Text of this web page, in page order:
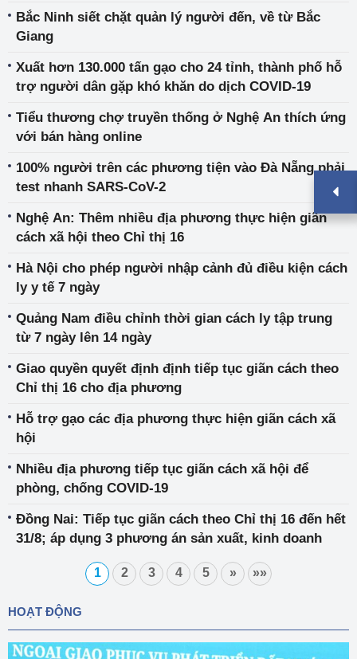
Bắc Ninh siết chặt quản lý người đến, về từ Bắc
Giang
Xuất hơn 130.000 tấn gạo cho 24 tỉnh, thành phố hỗ
trợ người dân gặp khó khăn do dịch COVID-19
Tiểu thương chợ truyền thống ở Nghệ An thích ứng
với bán hàng online
100% người trên các phương tiện vào Đà Nẵng phải
test nhanh SARS-CoV-2
Nghệ An: Thêm nhiều địa phương thực hiện giãn
cách xã hội theo Chỉ thị 16
Hà Nội cho phép người nhập cảnh đủ điều kiện cách
ly y tế 7 ngày
Quảng Nam điều chỉnh thời gian cách ly tập trung
từ 7 ngày lên 14 ngày
Giao quyền quyết định định tiếp tục giãn cách theo
Chỉ thị 16 cho địa phương
Hỗ trợ gạo các địa phương thực hiện giãn cách xã
hội
Nhiều địa phương tiếp tục giãn cách xã hội để
phòng, chống COVID-19
Đồng Nai: Tiếp tục giãn cách theo Chỉ thị 16 đến hết
31/8; áp dụng 3 phương án sản xuất, kinh doanh
1 2 3 4 5 » »»
HOẠT ĐỘNG